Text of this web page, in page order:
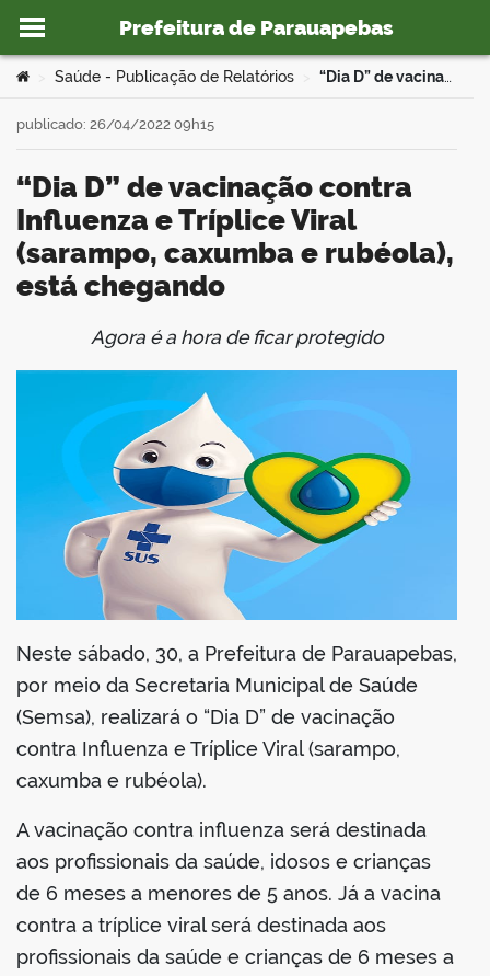
Ir para o conteúdo
Prefeitura de Parauapebas
portal
Você está aqui:
Saúde - Publicação de Relatórios “Dia D” de vacinação contra Influenza e Tríplice Viral (sarampo, caxumba e rubéola), está chegando
“Dia D” de vacinação contra
Influenza e Tríplice Viral
(sarampo, caxumba e rubéola),
está chegando
publicado: 26/04/2022 09h15
Agora é a hora de ficar protegido
Neste sábado, 30, a Prefeitura de Parauapebas,
por meio da Secretaria Municipal de Saúde
(Semsa), realizará o “Dia D” de vacinação
contra Influenza e Tríplice Viral (sarampo,
caxumba e rubéola).
A vacinação contra influenza será destinada
aos profissionais da saúde, idosos e crianças
de 6 meses a menores de 5 anos. Já a vacina
contra a tríplice viral será destinada aos
profissionais da saúde e crianças de 6 meses a